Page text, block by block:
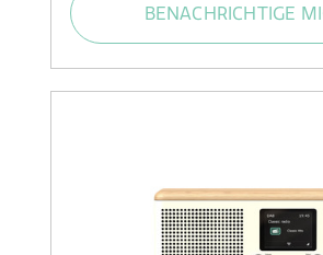
BENACHRICHTIGE